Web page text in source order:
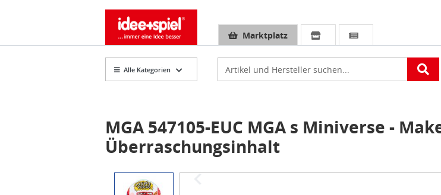
Marktplatz
Alle Kategorien
MGA 547105-EUC MGA s Miniverse -
Überraschungsinhalt